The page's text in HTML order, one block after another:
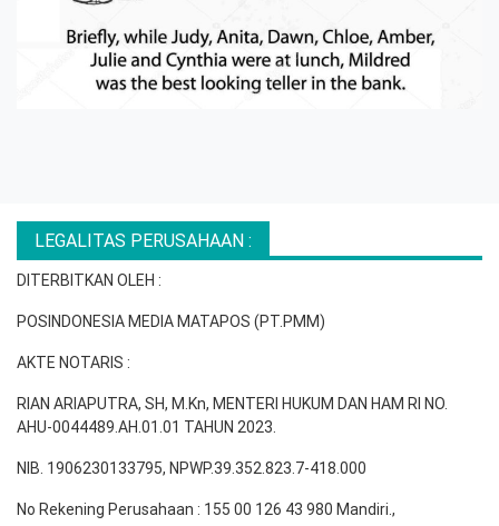
LEGALITAS PERUSAHAAN :
DITERBITKAN OLEH :
POSINDONESIA MEDIA MATAPOS (PT.PMM)
AKTE NOTARIS :
RIAN ARIAPUTRA, SH, M.Kn, MENTERI HUKUM DAN HAM RI NO.
AHU-0044489.AH.01.01 TAHUN 2023.
NIB. 1906230133795, NPWP.39.352.823.7-418.000
No Rekening Perusahaan : 155 00 126 43 980 Mandiri.,